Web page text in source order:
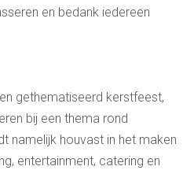
en bedank iedereen
gethematiseerd kerstfeest,
bij een thema rond
namelijk houvast in het maken
entertainment, catering en